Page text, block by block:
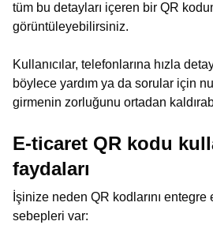
tüm bu detayları içeren bir QR
görüntüleyebilirsiniz.
Kullanıcılar, telefonlarına hızla
böylece yardım ya da sorular için
girmenin zorluğunu ortadan
E-ticaret QR kodu
faydaları
İşinize neden QR kodlarını
sebepleri var: